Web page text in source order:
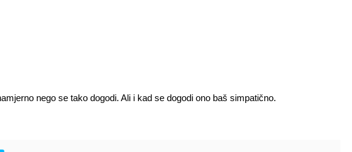
nego se tako dogodi. Ali i kad se dogodi ono baš simpatično.